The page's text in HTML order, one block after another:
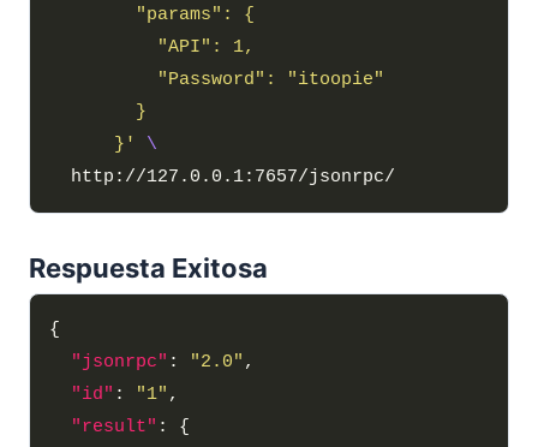
      }'
Respuesta Exitosa
"jsonrpc" : "2.0"
"id" : "1"
"result"